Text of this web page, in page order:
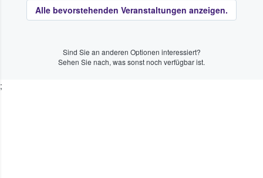
Alle bevorstehenden Veranstaltungen anzeigen.
Sind Sie an anderen Optionen interessiert?
Sehen Sie nach, was sonst noch verfügbar ist.
;